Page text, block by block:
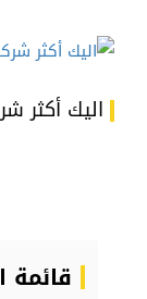
اليك أكثر
قائمة